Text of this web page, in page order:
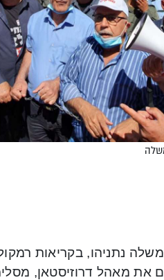
נתניהו, בקריאות
את מאהל דרוזיסטאן,